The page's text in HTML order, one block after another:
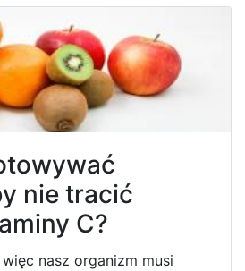
nie tracić
C?
więc nasz organizm musi